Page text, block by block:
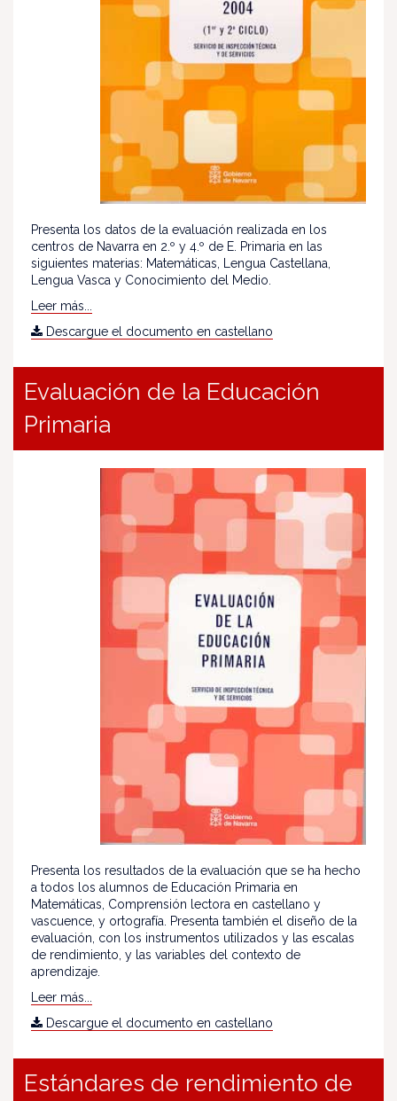
Presenta los datos de la evaluación realizada en los
centros de Navarra en 2.º y 4.º de E. Primaria en las
siguientes materias: Matemáticas, Lengua Castellana,
Lengua Vasca y Conocimiento del Medio.
Leer más...
Descargue el documento en castellano
Evaluación de la Educación
Primaria
Presenta los resultados de la evaluación que se ha hecho
a todos los alumnos de Educación Primaria en
Matemáticas, Comprensión lectora en castellano y
vascuence, y ortografía. Presenta también el diseño de la
evaluación, con los instrumentos utilizados y las escalas
de rendimiento, y las variables del contexto de
aprendizaje.
Leer más...
Descargue el documento en castellano
Estándares de rendimiento de